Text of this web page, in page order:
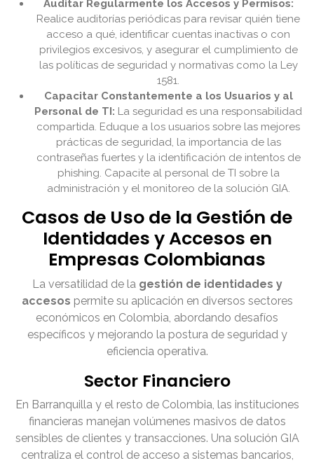
Auditar Regularmente los Accesos y Permisos:
Realice auditorías periódicas para revisar quién tiene
acceso a qué, identificar cuentas inactivas o con
privilegios excesivos, y asegurar el cumplimiento de
las políticas de seguridad y normativas como la Ley
1581.
Capacitar Constantemente a los Usuarios y al
Personal de TI: La seguridad es una responsabilidad
compartida. Eduque a los usuarios sobre las mejores
prácticas de seguridad, la importancia de las
contraseñas fuertes y la identificación de intentos de
phishing. Capacite al personal de TI sobre la
administración y el monitoreo de la solución GIA.
Casos de Uso de la Gestión de
Identidades y Accesos en
Empresas Colombianas
La versatilidad de la gestión de identidades y
accesos permite su aplicación en diversos sectores
económicos en Colombia, abordando desafíos
específicos y mejorando la postura de seguridad y
eficiencia operativa.
Sector Financiero
En Barranquilla y el resto de Colombia, las instituciones
financieras manejan volúmenes masivos de datos
sensibles de clientes y transacciones. Una solución GIA
centraliza el control de acceso a sistemas bancarios,